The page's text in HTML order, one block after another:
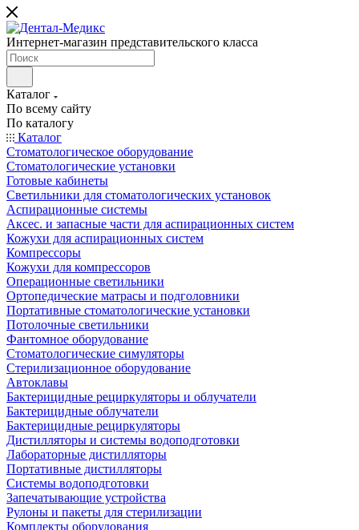
Интернет-магазин представительского класса
Каталог
По всему сайту
По каталогу
Каталог
Стоматологическое оборудование
Стоматологические установки
Готовые кабинеты
Светильники для стоматологических установок
Аспирационные системы
Аксес. и запасные части для аспирационных систем
Кожухи для аспирационных систем
Компрессоры
Кожухи для компрессоров
Операционные светильники
Ортопедические матрасы и подголовники
Портативные стоматологические установки
Потолочные светильники
Фантомное оборудование
Стоматологические симуляторы
Стерилизационное оборудование
Автоклавы
Бактерицидные рециркуляторы и облучатели
Бактерицидные облучатели
Бактерицидные рециркуляторы
Дистилляторы и системы водоподготовки
Лабораторные дистилляторы
Портативные дистилляторы
Системы водоподготовки
Запечатывающие устройства
Рулоны и пакеты для стерилизации
Комплекты оборудования